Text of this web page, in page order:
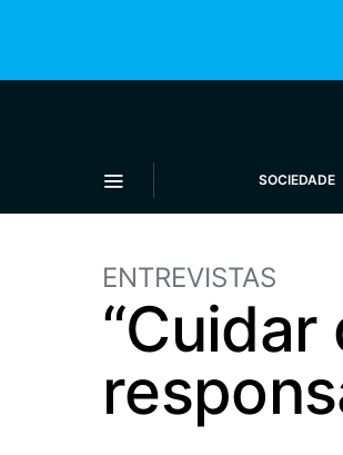
SOCIEDADE
ENTREVISTAS